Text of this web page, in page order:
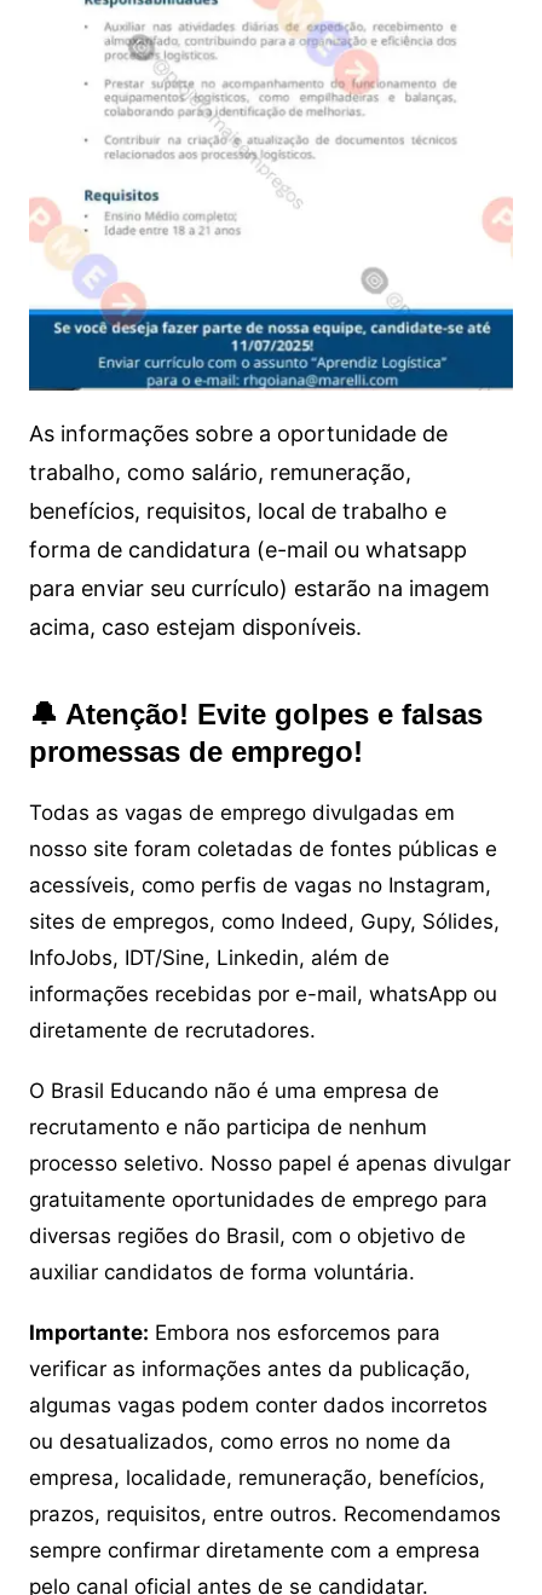
As informações sobre a oportunidade de
trabalho, como salário, remuneração,
benefícios, requisitos, local de trabalho e
forma de candidatura (e-mail ou whatsapp
para enviar seu currículo) estarão na imagem
acima, caso estejam disponíveis.
🔔 Atenção! Evite golpes e falsas
promessas de emprego!
Todas as vagas de emprego divulgadas em
nosso site foram coletadas de fontes públicas e
acessíveis, como perfis de vagas no Instagram,
sites de empregos, como Indeed, Gupy, Sólides,
InfoJobs, IDT/Sine, Linkedin, além de
informações recebidas por e-mail, whatsApp ou
diretamente de recrutadores.
O Brasil Educando não é uma empresa de
recrutamento e não participa de nenhum
processo seletivo. Nosso papel é apenas divulgar
gratuitamente oportunidades de emprego para
diversas regiões do Brasil, com o objetivo de
auxiliar candidatos de forma voluntária.
Importante: Embora nos esforcemos para
verificar as informações antes da publicação,
algumas vagas podem conter dados incorretos
ou desatualizados, como erros no nome da
empresa, localidade, remuneração, benefícios,
prazos, requisitos, entre outros. Recomendamos
sempre confirmar diretamente com a empresa
pelo canal oficial antes de se candidatar.